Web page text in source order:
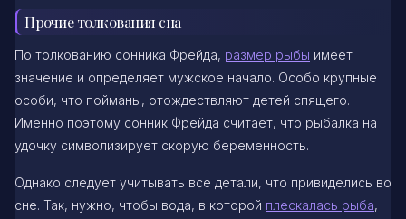
Прочие толкования сна
По толкованию сонника Фрейда, размер рыбы имеет
значение и определяет мужское начало. Особо крупные
особи, что пойманы, отождествляют детей спящего.
Именно поэтому сонник Фрейда считает, что рыбалка на
удочку символизирует скорую беременность.
Однако следует учитывать все детали, что привиделись во
сне. Так, нужно, чтобы вода, в которой плескалась рыба,